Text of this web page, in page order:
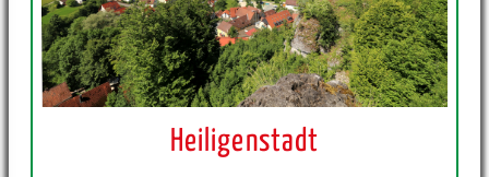
Heiligenstadt